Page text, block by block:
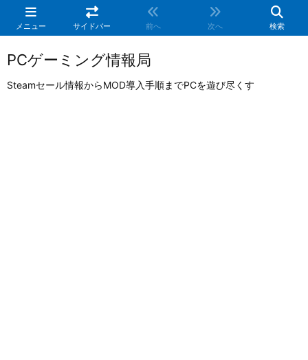
メニュー サイドバー 前へ 次へ 検索
PCゲーミング情報局
Steamセール情報からMOD導入手順までPCを遊び尽くす